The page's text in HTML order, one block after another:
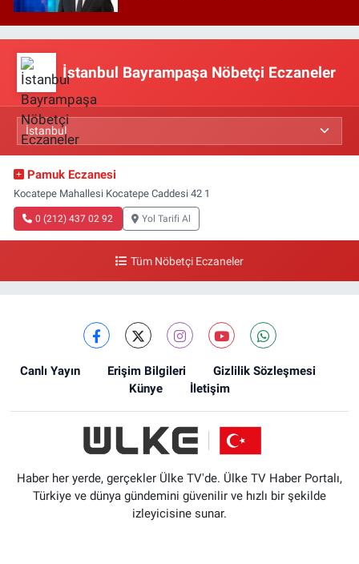
İstanbul Bayrampaşa Nöbetçi Eczaneler
Pamuk Eczanesi
Kocatepe Mahallesi Kocatepe Caddesi 42 1
0 (212) 437 02 92 Yol Tarifi Al
Tüm Nöbetçi Eczaneler
Canlı Yayın Erişim Bilgileri
Gizlilik Sözleşmesi
Künye
İletişim
Haber her yerde, gerçekler Ülke TV'de. Ülke TV Haber Portalı,
Türkiye ve dünya gündemini güvenilir ve hızlı bir şekilde
izleyicisine sunar.